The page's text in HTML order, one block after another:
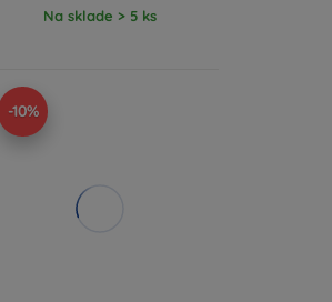
Na sklade > 5 ks
-10%